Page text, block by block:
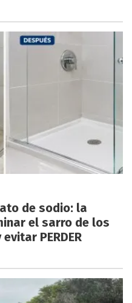
de sodio: la
el sarro de los
PERDER